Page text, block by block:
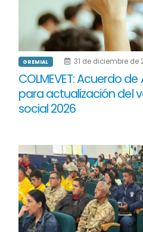
GREMIAL 31 de diciembre de
COLMEVET: Acuerdo
para actualización del
social 2026